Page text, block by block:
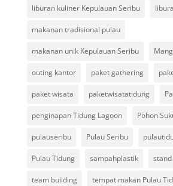
liburan kuliner Kepulauan Seribu
makanan tradisional pulau
makanan unik Kepulauan Seribu
outing kantor paket gathering
paket wisata paketwisatatidung
penginapan Tidung Lagoon Pohon
pulauseribu Pulau Seribu
Pulau Tidung sampahplastik
team building tempat makan Pulau